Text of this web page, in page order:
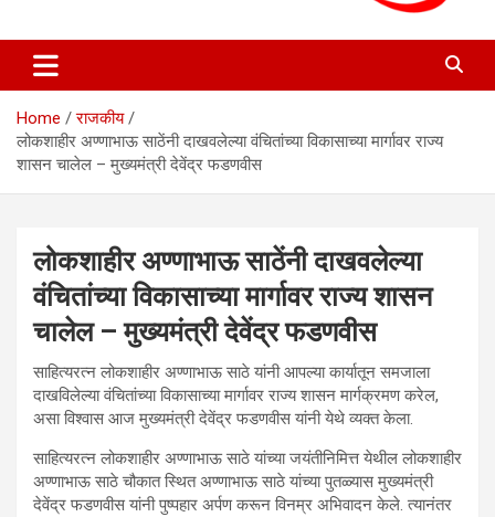
aamhithanekar.com
Home
राजकीय
लोकशाहीर अण्णाभाऊ साठेंनी दाखवलेल्या वंचितांच्या विकासाच्या मार्गावर राज्य
शासन चालेल – मुख्यमंत्री देवेंद्र फडणवीस
लोकशाहीर अण्णाभाऊ साठेंनी दाखवलेल्या
वंचितांच्या विकासाच्या मार्गावर राज्य शासन
चालेल – मुख्यमंत्री देवेंद्र फडणवीस
साहित्यरत्न लोकशाहीर अण्णाभाऊ साठे यांनी आपल्या कार्यातून समजाला
दाखविलेल्या वंचितांच्या विकासाच्या मार्गावर राज्य शासन मार्गक्रमण करेल,
असा विश्वास आज मुख्यमंत्री देवेंद्र फडणवीस यांनी येथे व्यक्त केला.
साहित्यरत्न लोकशाहीर अण्णाभाऊ साठे यांच्या जयंतीनिमित्त येथील लोकशाहीर
अण्णाभाऊ साठे चौकात स्थित अण्णाभाऊ साठे यांच्या पुतळ्यास मुख्यमंत्री
देवेंद्र फडणवीस यांनी पुष्पहार अर्पण करून विनम्र अभिवादन केले. त्यानंतर